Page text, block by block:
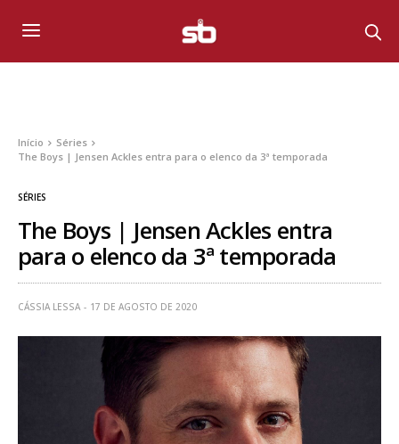
Início
Séries
The Boys | Jensen Ackles entra para o elenco da 3ª temporada
SÉRIES
The Boys | Jensen Ackles entra
para o elenco da 3ª temporada
CÁSSIA LESSA 17 DE AGOSTO DE 2020